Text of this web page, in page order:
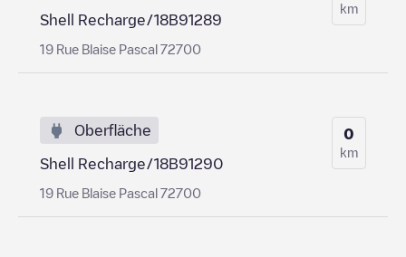
Shell Recharge/18B91289
19 Rue Blaise Pascal 72700
km
Oberfläche
Shell Recharge/18B91290
19 Rue Blaise Pascal 72700
0
km